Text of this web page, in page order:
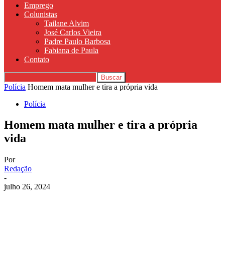
Emprego
Colunistas
Tailane Alvim
José Carlos Vieira
Padre Paulo Barbosa
Fabiana de Paula
Contato
Polícia Homem mata mulher e tira a própria vida
Polícia
Homem mata mulher e tira a própria
vida
Por
Redação
-
julho 26, 2024